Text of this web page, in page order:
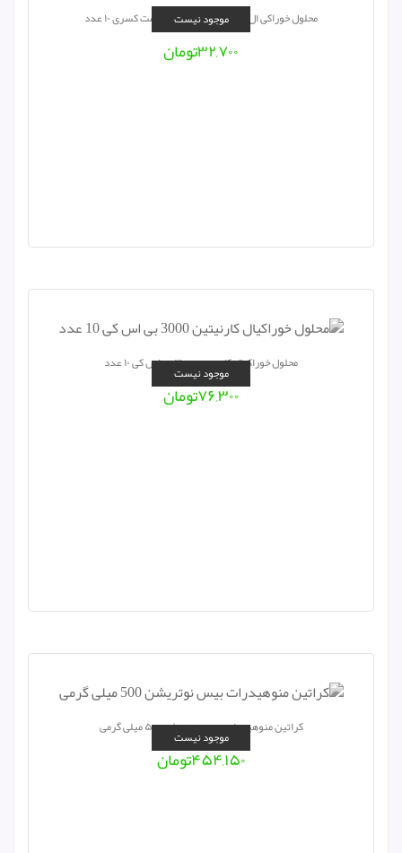
موجود نیستمحلول خوراکی ال کارنیتین ۱۰۰۰ بنیان سلامت کسری ۱۰ عدد
۳۲,۷۰۰تومان
موجود نیست
محلول خوراکیال کارنیتین ۳۰۰۰ بی اس کی ۱۰ عدد
۷۶,۳۰۰تومان
موجود نیست
کراتین منوهیدرات بیس نوتریشن ۵۰۰ میلی گرمی
۴۵۴,۱۵۰تومان